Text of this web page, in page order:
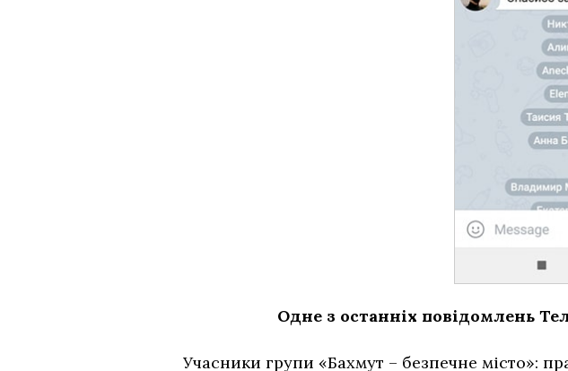
Одне з останніх повідомлень
Учасники групи «Бахмут – безпечне місто»: